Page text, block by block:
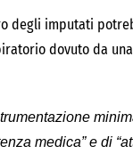
imputati
dovuto da
medica” e di